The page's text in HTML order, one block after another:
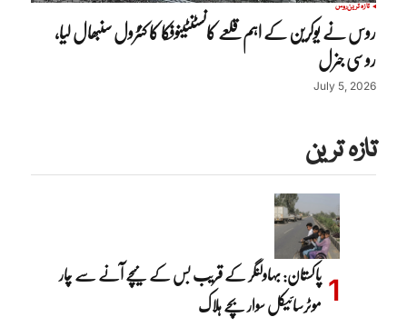
تازہ ترینروس
روس نے یوکرین کے اہم قلعے کانسٹنٹینوفکا کا کنٹرول سنبھال لیا،
روسی جنرل
July 5, 2026
تازہ ترین
پاکستان: بہاولنگر کے قریب بس کے نیچے آنے سے چار
موٹرسائیکل سوار بچے ہلاک